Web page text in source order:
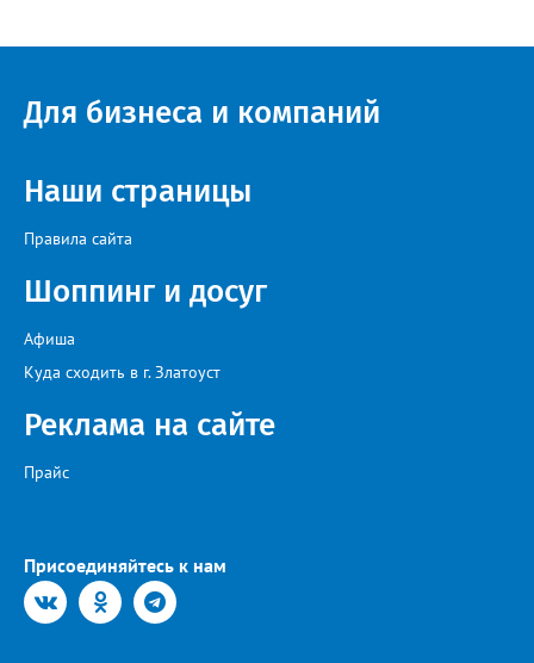
Для бизнеса и компаний
Наши страницы
Правила сайта
Шоппинг и досуг
Афиша
Куда сходить в г. Златоуст
Реклама на сайте
Прайс
Присоединяйтесь к нам